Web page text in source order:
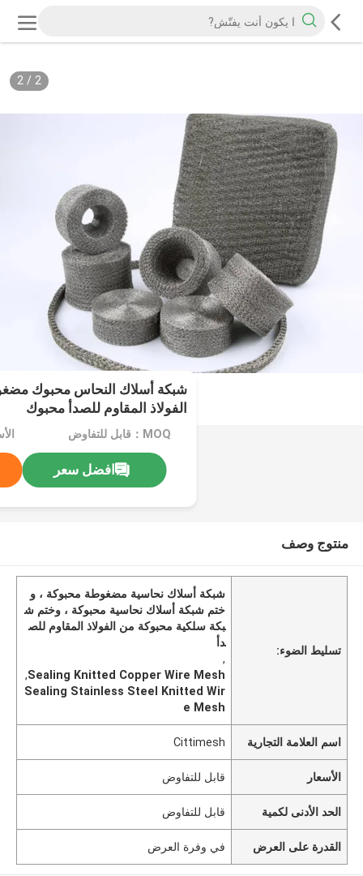
2
/
2
شبكة أسلاك النحاس محبوك
الفولاذ المقاوم للصدأ محبوك
MOQ：قابل للتفاوض
افضل سعر
منتوج وصف
تسليط الضوء:
شبكة أسلاك نحاسية مضغوطة محبوكة ، و
ختم شبكة أسلاك نحاسية محبوكة ، وختم ش
بكة سلكية محبوكة من الفولاذ المقاوم للص
دأ
,
Sealing Knitted Copper Wire Mesh
,
Sealing Stainless Steel Knitted Wir
e Mesh
اسم العلامة التجارية Cittimesh
الأسعار قابل للتفاوض
الحد الأدنى لكمية قابل للتفاوض
القدرة على العرض في وفرة العرض